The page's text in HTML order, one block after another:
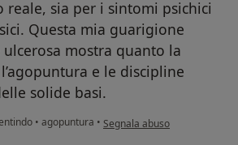
reale, sia per i sintomi psichici
Questa mia guarigione
mostra quanto la
e le discipline
solide basi.
• agopuntura • secondo l'opinione
Segnala abuso